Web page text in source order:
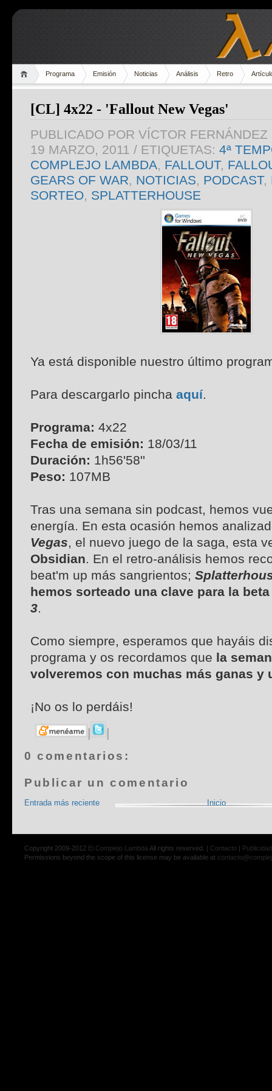
Programa Emisión Noticias Análisis Retro
[CL] 4x22 - 'Fallout New Vegas'
PUBLICADO POR VÍCTOR
19 MARZO, 2011 / ETIQUETAS: 4ª
COMPLEJO LAMBDA
FALLOUT,
GEARS OF WAR
NOTICIAS PODCAST,
SORTEO SPLATTERHOUSE
Ya está disponible nuestro último
Para descargarlo pincha aquí.
Programa: 4x22
Fecha de emisión: 18/03/11
Duración: 1h56'58''
Peso: 107MB
Tras una semana sin podcast, hemos
energía. En esta ocasión hemos
Vegas, el nuevo juego de la saga, esta
Obsidian. En el retro-análisis hemos
beat'm up más sangrientos;
hemos sorteado una clave para la
3.
Como siempre, esperamos que hayáis
programa y os recordamos que la
volveremos con muchas más ganas y
¡No os lo perdáis!
|
|
0 comentarios:
Publicar un comentario
Entrada más reciente Inicio
Copyright 2009-2012 El Complejo Lambda All rights reserved. | Contacto | Publicidad
Permissions beyond the scope of this license may be available at